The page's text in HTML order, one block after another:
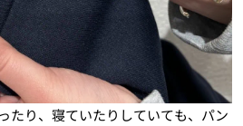
たり、寝ていたりしていても、パン